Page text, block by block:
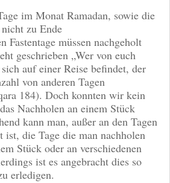
im Monat Ramadan, sowie die
zu Ende
Fastentage müssen nachgeholt
geschrieben „Wer von euch
auf einer Reise befindet, der
von anderen Tagen
184). Doch konnten wir kein
Nachholen an einem Stück
kann man, außer an den Tagen
ist, die Tage die man nachholen
Stück oder an verschiedenen
ist es angebracht dies so
erledigen.